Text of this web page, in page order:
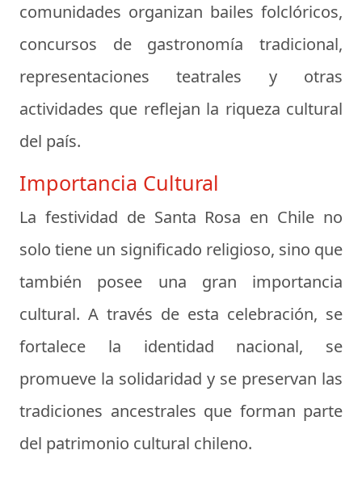
comunidades organizan bailes folclóricos,
concursos de gastronomía tradicional,
representaciones teatrales y otras
actividades que reflejan la riqueza cultural
del país.
Importancia Cultural
La festividad de Santa Rosa en Chile no
solo tiene un significado religioso, sino que
también posee una gran importancia
cultural. A través de esta celebración, se
fortalece la identidad nacional, se
promueve la solidaridad y se preservan las
tradiciones ancestrales que forman parte
del patrimonio cultural chileno.